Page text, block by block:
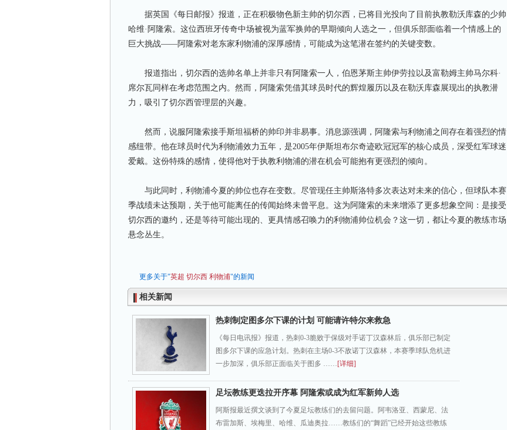
据英国《每日邮报》报道，正在积极物色新主帅的切尔西，已将目光投向了目前执教勒沃库森的少帅
哈维·阿隆索。这位西班牙传奇中场被视为蓝军换帅的早期倾向人选之一，但俱乐部面临着一个情感上的
巨大挑战——阿隆索对老东家利物浦的深厚感情，可能成为这笔潜在签约的关键变数。
报道指出，切尔西的选帅名单上并非只有阿隆索一人，伯恩茅斯主帅伊劳拉以及富勒姆主帅马尔科·
席尔瓦同样在考虑范围之内。然而，阿隆索凭借其球员时代的辉煌履历以及在勒沃库森展现出的执教潜
力，吸引了切尔西管理层的兴趣。
然而，说服阿隆索接手斯坦福桥的帅印并非易事。消息源强调，阿隆索与利物浦之间存在着强烈的情
感纽带。他在球员时代为利物浦效力五年，是2005年伊斯坦布尔奇迹欧冠冠军的核心成员，深受红军球迷
爱戴。这份特殊的感情，使得他对于执教利物浦的潜在机会可能抱有更强烈的倾向。
与此同时，利物浦今夏的帅位也存在变数。尽管现任主帅斯洛特多次表达对未来的信心，但球队本赛
季战绩未达预期，关于他可能离任的传闻始终未曾平息。这为阿隆索的未来增添了更多想象空间：是接受
切尔西的邀约，还是等待可能出现的、更具情感召唤力的利物浦帅位机会？这一切，都让今夏的教练市场
悬念丛生。
更多关于"英超 切尔西 利物浦"的新闻
相关新闻
热刺制定图多尔下课的计划 可能请许特尔来救急
《每日电讯报》报道，热刺0-3脆败于保级对手诺丁汉森林后，俱乐部已制定
图多尔下课的应急计划。热刺在主场0-3不敌诺丁汉森林，本赛季球队危机进
一步加深，俱乐部正面临关于图多 ……[详细]
足坛教练更迭拉开序幕 阿隆索或成为红军新帅人选
阿斯报最近撰文谈到了今夏足坛教练们的去留问题。阿韦洛亚、西蒙尼、法
布雷加斯、埃梅里、哈维、瓜迪奥拉……教练们的“舞蹈”已经开始这些教练